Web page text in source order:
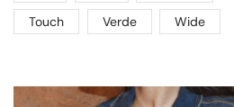
Touch
Verde Wide